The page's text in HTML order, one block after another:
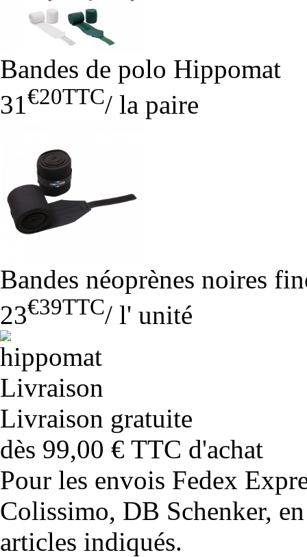
Bandes de polo Hippomat
31 €20TTC/ la paire
Bandes néoprènes noires
23€39TTC/ l' unité
Livraison gratuite
dès 99,00 € TTC d'achat
Pour les envois Fedex
Colissimo, DB Schenker,
articles indiqués.